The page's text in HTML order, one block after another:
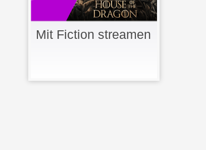
Mit Fiction streamen